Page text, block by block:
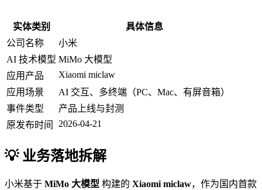
实体类别
具体信息
公司名称
小米
AI 技术模型 MiMo 大模型
应用产品
Xiaomi miclaw
应用场景
AI 交互、多终端（PC、Mac、有屏音箱）
事件类型
产品上线与封测
原发布时间
2026-04-21
💡 业务落地拆解
小米基于 MiMo 大模型 构建的 Xiaomi miclaw，作为国内首款